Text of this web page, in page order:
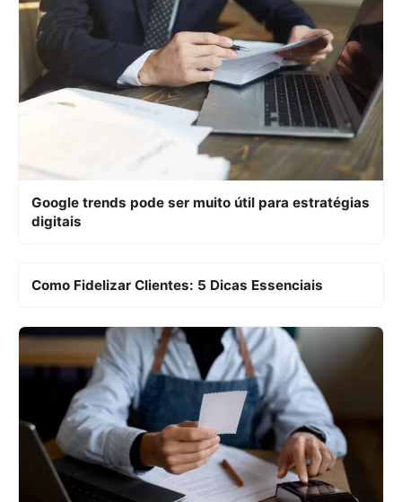
Google trends pode ser muito útil para estratégias
digitais
Como Fidelizar Clientes: 5 Dicas Essenciais